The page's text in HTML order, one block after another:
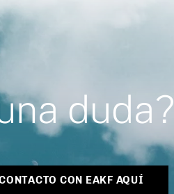
duda?
CON EAKF AQUÍ